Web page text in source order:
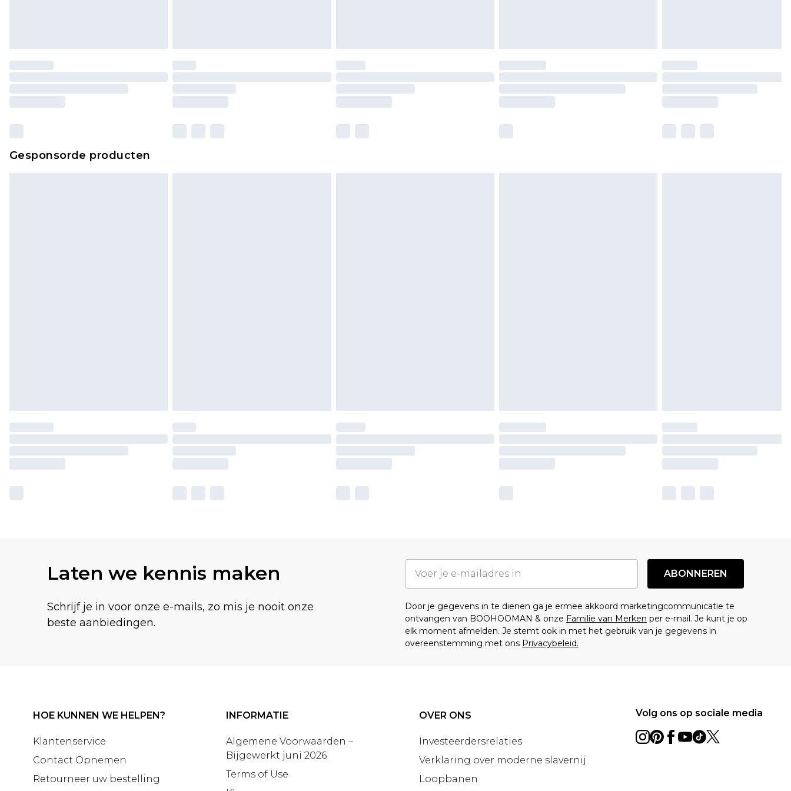
Gesponsorde producten
Laten we kennis maken
Schrijf je in voor onze e-mails, zo mis je nooit onze
beste aanbiedingen.
ABONNEREN
Door je gegevens in te dienen ga je ermee akkoord marketingcommunicatie te
ontvangen van BOOHOOMAN & onze Familie van Merken per e-mail. Je kunt je op
elk moment afmelden. Je stemt ook in met het gebruik van je gegevens in
overeenstemming met ons Privacybeleid.
HOE KUNNEN WE HELPEN?
Klantenservice
Contact Opnemen
Retourneer uw bestelling
INFORMATIE
Algemene Voorwaarden –
Bijgewerkt juni 2026
Terms of Use
OVER ONS
Investeerdersrelaties
Verklaring over moderne slavernij
Loopbanen
Volg ons op sociale media